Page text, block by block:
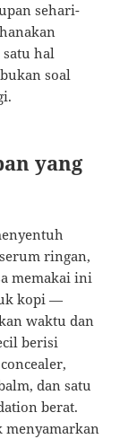
sehari-
hal
soal
yang
ringan,
memakai ini
kopi —
waktu dan
berisi
dan satu
berat.
menyamarkan